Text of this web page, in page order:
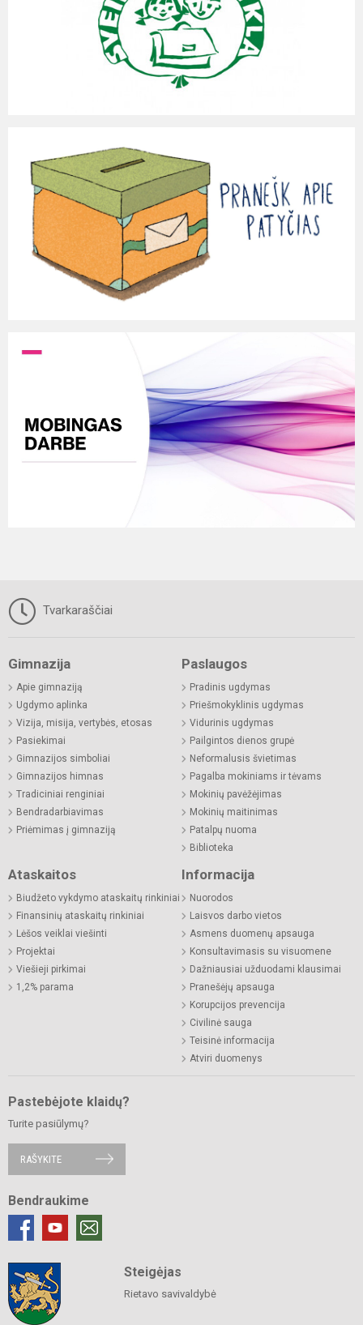
Tvarkaraščiai
Gimnazija
Apie gimnaziją
Ugdymo aplinka
Vizija, misija, vertybės, etosas
Pasiekimai
Gimnazijos simboliai
Gimnazijos himnas
Tradiciniai renginiai
Bendradarbiavimas
Priėmimas į gimnaziją
Paslaugos
Pradinis ugdymas
Priešmokyklinis ugdymas
Vidurinis ugdymas
Pailgintos dienos grupė
Neformalusis švietimas
Pagalba mokiniams ir tėvams
Mokinių pavėžėjimas
Mokinių maitinimas
Patalpų nuoma
Biblioteka
Ataskaitos
Biudžeto vykdymo ataskaitų rinkiniai
Finansinių ataskaitų rinkiniai
Lėšos veiklai viešinti
Projektai
Viešieji pirkimai
1,2% parama
Informacija
Nuorodos
Laisvos darbo vietos
Asmens duomenų apsauga
Konsultavimasis su visuomene
Dažniausiai užduodami klausimai
Pranešėjų apsauga
Korupcijos prevencija
Civilinė sauga
Teisinė informacija
Atviri duomenys
Pastebėjote klaidų?
Turite pasiūlymų?
RAŠYKITE
Bendraukime
Steigėjas
Rietavo savivaldybė